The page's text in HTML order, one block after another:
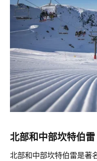
北部和中部坎特伯雷
北部和中部坎特伯雷是著